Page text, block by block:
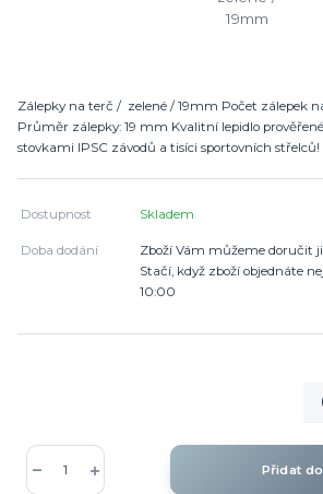
Zálepky na terč / zelené / 19mm Počet zálepek
Průměr zálepky: 19 mm Kvalitní lepidlo
stovkami IPSC závodů a tisíci sportovních střelců!
Dostupnost Skladem
Doba dodání
Zboží Vám můžeme doručit
Stačí, když zboží objednáte
10:00
Přidat